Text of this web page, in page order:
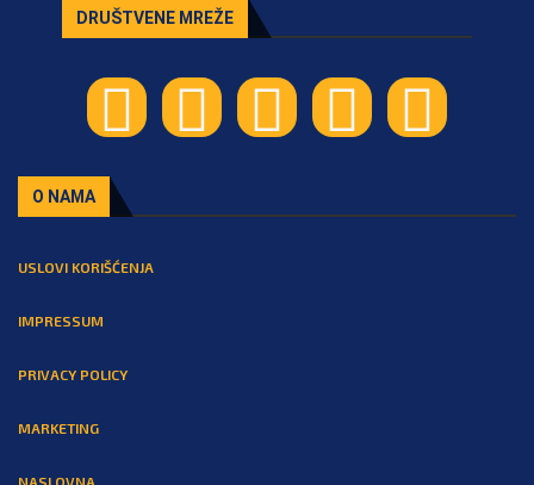
DRUŠTVENE MREŽE
O NAMA
USLOVI KORIŠĆENJA
IMPRESSUM
PRIVACY POLICY
MARKETING
NASLOVNA